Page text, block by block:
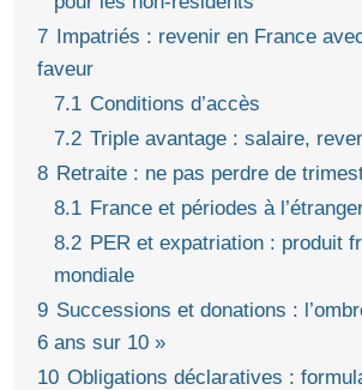
7 Impatriés : revenir en France
faveur
7.1 Conditions d’accès
7.2 Triple avantage : salaire,
8 Retraite : ne pas perdre de
8.1 France et périodes à
8.2 PER et expatriation : produit
mondiale
9 Successions et donations :
6 ans sur 10 »
10 Obligations déclaratives :